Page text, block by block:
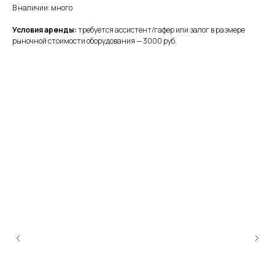
В наличии: много
Условия аренды:требуется ассистент/гафер или залог в размере
рыночной стоимости оборудования — 3000 руб.